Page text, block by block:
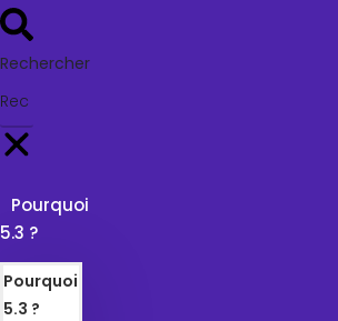
Rechercher
Pourquoi
5.3 ?
Pourquoi
5.3 ?